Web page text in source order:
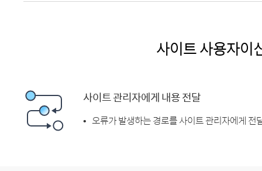
사이트 사용자이
사이트 관리자에게 내용 전달
오류가 발생하는 경로를 사이트 관리자에게 전